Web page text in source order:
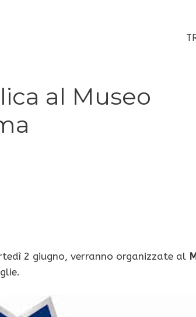
al Museo
2 giugno, verranno organizzate al